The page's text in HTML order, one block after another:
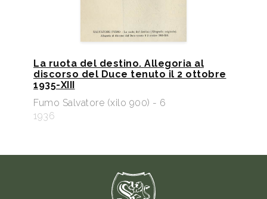
La ruota del destino. Allegoria al
discorso del Duce tenuto il 2 ottobre
1935-XIII
Fumo Salvatore (xilo 900) - 6
1936